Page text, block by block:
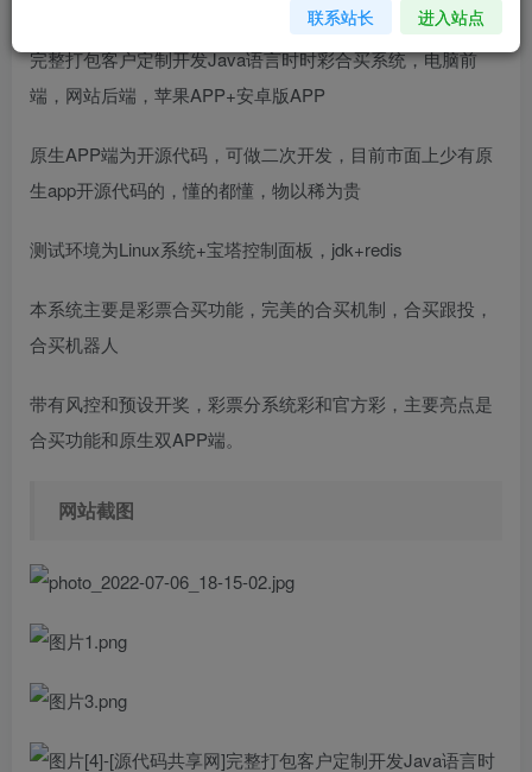
完整打包客户定制开发Java语言时时彩合买系统，电脑前
端，网站后端，苹果APP+安卓版APP
原生APP端为开源代码，可做二次开发，目前市面上少有原
生app开源代码的，懂的都懂，物以稀为贵
测试环境为Linux系统+宝塔控制面板，jdk+redis
本系统主要是彩票合买功能，完美的合买机制，合买跟投，
合买机器人
带有风控和预设开奖，彩票分系统彩和官方彩，主要亮点是
合买功能和原生双APP端。
网站截图
联系站长 进入站点